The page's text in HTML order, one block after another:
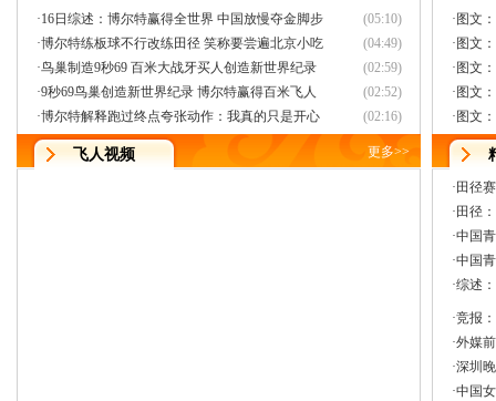
(05:10)
·16日综述：博尔特赢得全世界 中国放慢夺金脚步
(04:49)
·博尔特练板球不行改练田径 笑称要尝遍北京小吃
(02:59)
·鸟巢制造9秒69 百米大战牙买人创造新世界纪录
(02:52)
·9秒69鸟巢创造新世界纪录 博尔特赢得百米飞人
(02:16)
·博尔特解释跑过终点夸张动作：我真的只是开心
飞人视频 更多>>
· 图文
· 图文
· 图文
· 图文
· 图文
· 田径
· 田径
·中国
·中国
·综述
·竞报
·外媒
·深圳
·中国